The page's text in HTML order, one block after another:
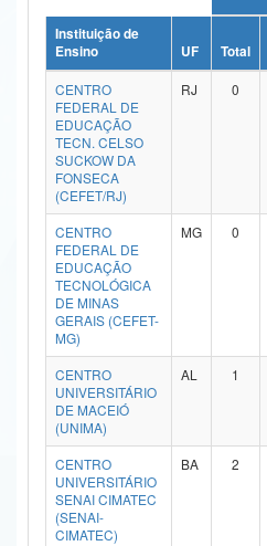
Ministério da Ciência, Tecnologia, Inovações
Ministério do Meio Ambiente
Ministério do Turismo
Ministério do Desenvolvimento Regional
Controladoria-Geral da União
Ministério da Mulher, da Família e dos Direitos
Secretaria-Geral
Secretaria de Governo
Gabinete de Segurança Institucional
Advocacia-Geral da União
Banco Central do Brasil
Instituição de
Ensino
UF Total
CENTRO
FEDERAL DE
EDUCAÇÃO
TECN. CELSO
SUCKOW DA
FONSECA
(CEFET/RJ)
RJ 0
CENTRO
FEDERAL DE
EDUCAÇÃO
TECNOLÓGICA
DE MINAS
GERAIS (CEFET-
MG)
MG 0
CENTRO
UNIVERSITÁRIO
DE MACEIÓ
(UNIMA)
AL 1
CENTRO
UNIVERSITÁRIO
SENAI CIMATEC
(SENAI-
CIMATEC)
BA 2